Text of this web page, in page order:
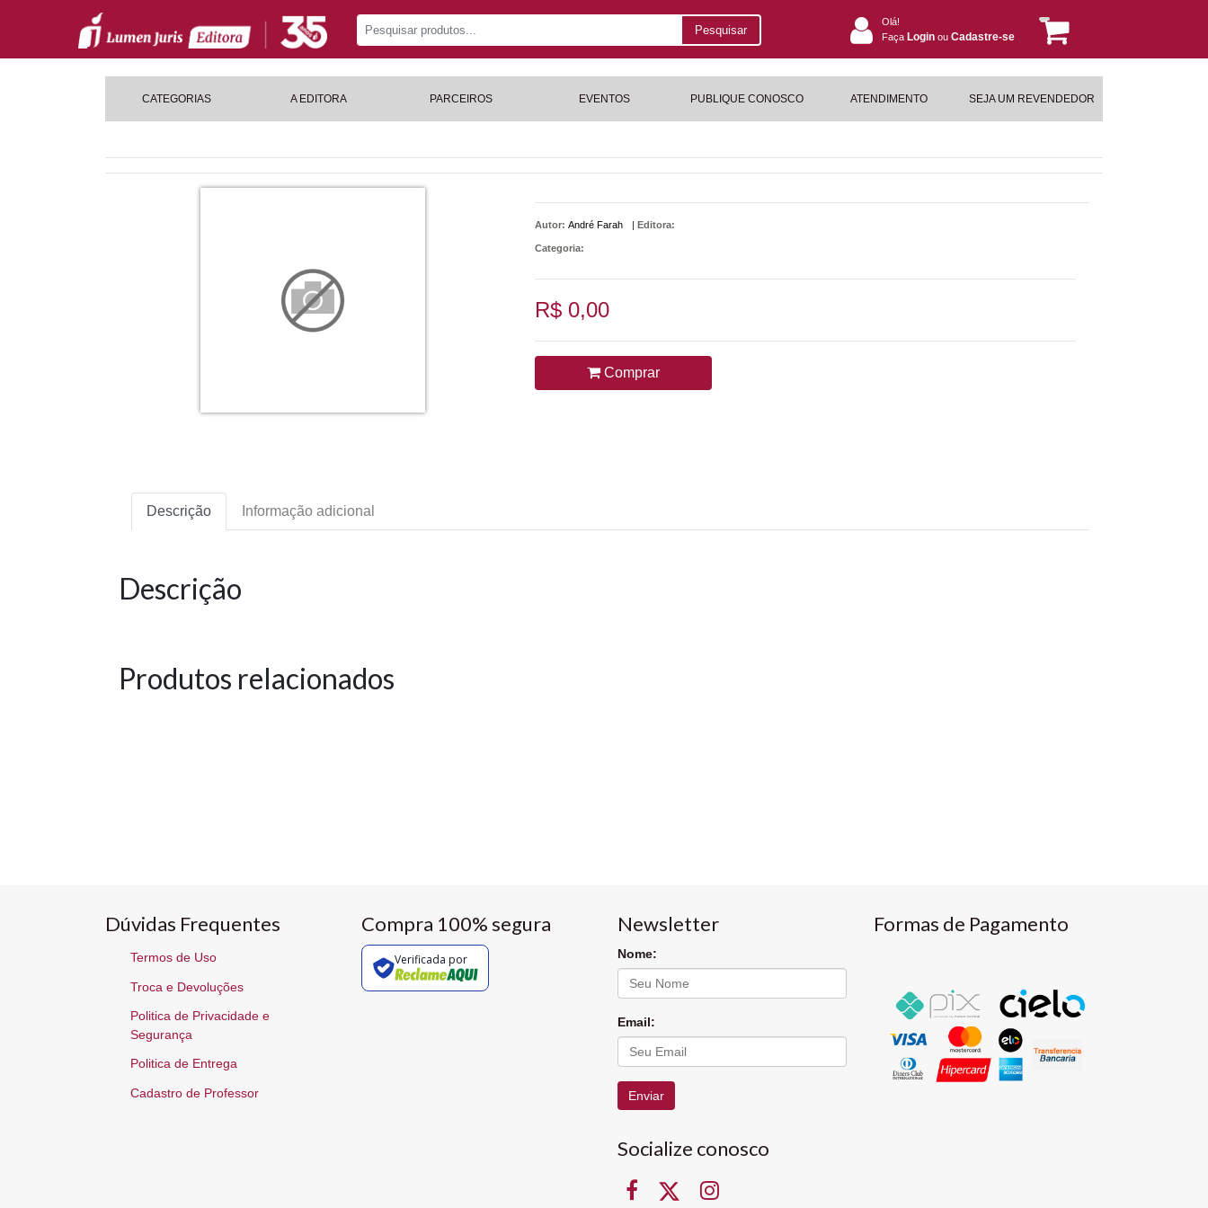
Pesquisar
Olá!
Faça Login ou Cadastre-se
CATEGORIAS A EDITORA PARCEIROS EVENTOS PUBLIQUE CONOSCO ATENDIMENTO SEJA UM REVENDEDOR
Autor: André Farah | Editora:
Categoria:
R$ 0,00
Comprar
Descrição Informação adicional
Descrição
Produtos relacionados
Dúvidas Frequentes
Termos de Uso
Troca e Devoluções
Politica de Privacidade e
Segurança
Politica de Entrega
Cadastro de Professor
Compra 100% segura
Verificada por
Newsletter
Nome:
Email:
Enviar
Socialize conosco
Formas de Pagamento